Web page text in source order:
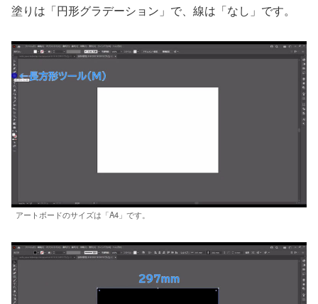
塗りは「円形グラデーション」で、線は「なし」です。
アートボードのサイズは「A4」です。